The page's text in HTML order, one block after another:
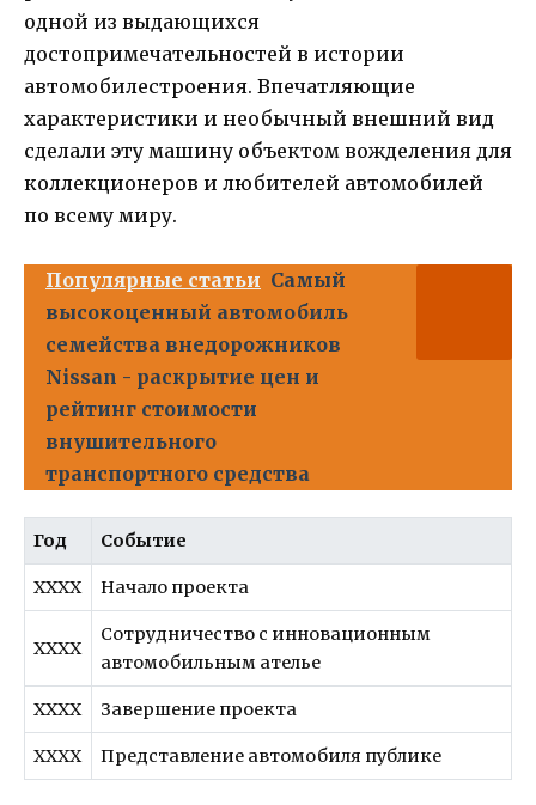
одной из выдающихся
достопримечательностей в истории
автомобилестроения. Впечатляющие
характеристики и необычный внешний вид
сделали эту машину объектом вожделения для
коллекционеров и любителей автомобилей
по всему миру.
Популярные статьи Самый
высокоценный автомобиль
семейства внедорожников
Nissan - раскрытие цен и
рейтинг стоимости
внушительного
транспортного средства
Год Событие
XXXX Начало проекта
XXXX
Сотрудничество с инновационным
автомобильным ателье
XXXX Завершение проекта
XXXX Представление автомобиля публике